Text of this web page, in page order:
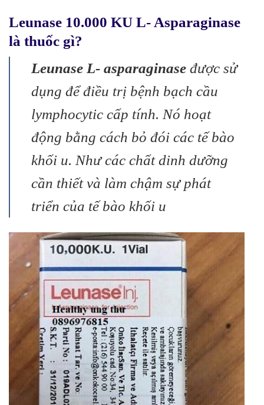
Leunase 10.000 KU L- Asparaginase
là thuốc gì?
Leunase L- asparaginase được sử
dụng để điều trị bệnh bạch cầu
lymphocytic cấp tính. Nó hoạt
động bằng cách bỏ đói các tế bào
khối u. Như các chất dinh dưỡng
cần thiết và làm chậm sự phát
triển của tế bào khối u